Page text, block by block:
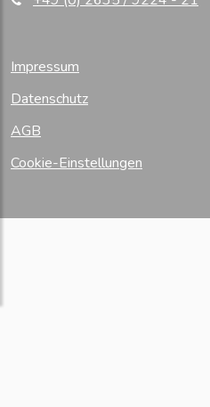
Impressum
Datenschutz
AGB
Cookie-Einstellungen